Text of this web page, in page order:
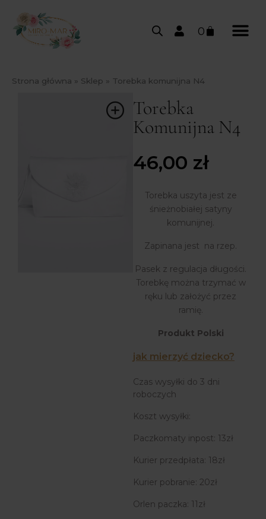
0
Strona główna » Sklep » Torebka komunijna N4
Torebka
Komunijna N4
46,00 zł
Torebka uszyta jest ze
śnieżnobiałej satyny
komunijnej.
Zapinana jest na rzep.
Pasek z regulacja długości.
Torebkę można trzymać w
ręku lub założyć przez
ramię.
Produkt Polski
jak mierzyć dziecko?
Czas wysyłki do 3 dni
roboczych
Koszt wysyłki:
Paczkomaty inpost: 13zł
Kurier przedpłata: 18zł
Kurier pobranie: 20zł
Orlen paczka: 11zł